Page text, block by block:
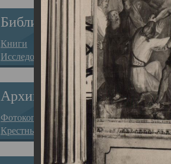
Библиотека
Книги
Исследования
Архив
Фотокопии дел
Крестные ходы